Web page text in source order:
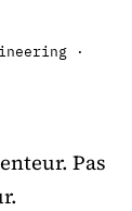
·
Pas